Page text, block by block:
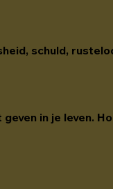
schuld,
in je leven.